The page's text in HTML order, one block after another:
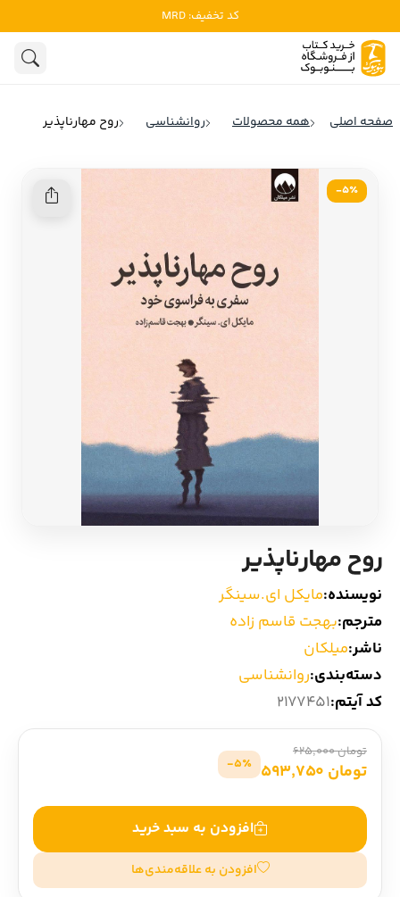
کد تخفیف: MRD
ادبیات
تاریخ و سیاست
ادبیات انگلیس
ادبیات روسیه
ادبیات آمریکای لاتین
ادبیات آلمان
ادبیات ترکیه
ادبیات آسیا
سایر کشورهای اروپا
داستان کوتاه
شعر و متون کهن
صفحه اصلی همه محصولات روانشناسی روح مهارناپذیر
5٪-
روح مهارناپذیر
نویسنده:مایکل ای.سینگر
مترجم:بهجت قاسم زاده
ناشر:میلکان
دسته‌بندی:روانشناسی
کد آیتم:2177451
تومان 625,000
تومان 593,750 5٪-
افزودن به سبد خرید
افزودن به علاقه‌مندی‌ها